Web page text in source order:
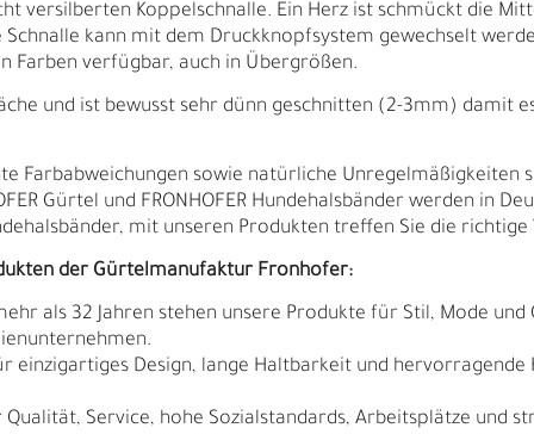
versilberten Koppelschnalle. Ein Herz ist schmückt die
Schnalle kann mit dem Druckknopfsystem gewechselt
Farben verfügbar, auch in Übergrößen.
und ist bewusst sehr dünn geschnitten (2-3mm) damit
Farbabweichungen sowie natürliche Unregelmäßigkeiten
Gürtel und FRONHOFER Hundehalsbänder werden in
mit unseren Produkten treffen Sie die richtige
der Gürtelmanufaktur Fronhofer:
als 32 Jahren stehen unsere Produkte für Stil, Mode
einzigartiges Design, lange Haltbarkeit und
Service, hohe Sozialstandards, Arbeitsplätze und